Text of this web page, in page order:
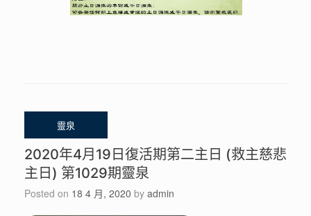
2020年4月19日復活期第二主日 (救主慈悲
主日) 第1029期靈泉
Posted on 18 4 月, 2020 by admin